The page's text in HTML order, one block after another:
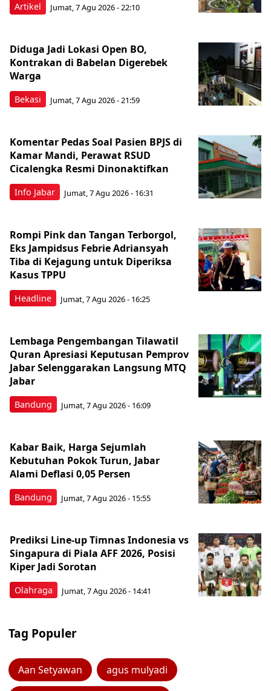
Artikel Jumat, 7 Agu 2026 - 22:10
Bekasi
Diduga Jadi Lokasi Open BO,
Kontrakan di Babelan Digerebek
Warga
Jumat, 7 Agu 2026 - 21:59
Info Jabar
Komentar Pedas Soal Pasien BPJS di
Kamar Mandi, Perawat RSUD
Cicalengka Resmi Dinonaktifkan
Jumat, 7 Agu 2026 - 16:31
Headline
Rompi Pink dan Tangan Terborgol,
Eks Jampidsus Febrie Adriansyah
Tiba di Kejagung untuk Diperiksa
Kasus TPPU
Jumat, 7 Agu 2026 - 16:25
Bandung
Lembaga Pengembangan Tilawatil
Quran Apresiasi Keputusan Pemprov
Jabar Selenggarakan Langsung MTQ
Jabar
Jumat, 7 Agu 2026 - 16:09
Bandung
Kabar Baik, Harga Sejumlah
Kebutuhan Pokok Turun, Jabar
Alami Deflasi 0,05 Persen
Jumat, 7 Agu 2026 - 15:55
Olahraga
Prediksi Line-up Timnas Indonesia vs
Singapura di Piala AFF 2026, Posisi
Kiper Jadi Sorotan
Jumat, 7 Agu 2026 - 14:41
Tag Populer
Aan Setyawan agus mulyadi